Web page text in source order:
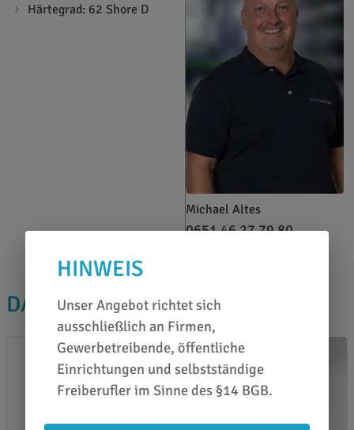
Härtegrad: 62 Shore D
Michael Altes
0651 46 27 79 80
DAS PASST DAZU
HINWEIS
Unser Angebot richtet sich
ausschließlich an Firmen,
Gewerbetreibende, öffentliche
Einrichtungen und selbstständige
Freiberufler im Sinne des §14 BGB.